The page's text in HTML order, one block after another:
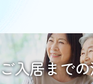
ご入居まで